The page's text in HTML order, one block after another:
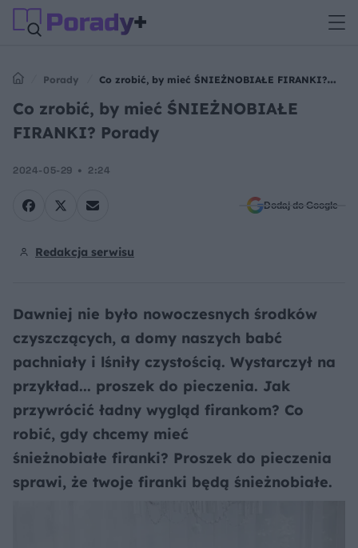
Porady
Co zrobić, by mieć ŚNIEŻNOBIAŁE FIRANKI?
Porady
Co zrobić, by mieć ŚNIEŻNOBIAŁE
FIRANKI? Porady
2024-05-29 2:24
Dodaj do Google
Redakcja serwisu
Dawniej nie było nowoczesnych środków
czyszczących, a domy naszych babć
pachniały i lśniły czystością. Wystarczył na
przykład... proszek do pieczenia. Jak
przywrócić ładny wygląd firankom? Co
robić, gdy chcemy mieć
śnieżnobiałe firanki? Proszek do pieczenia
sprawi, że twoje firanki będą śnieżnobiałe.